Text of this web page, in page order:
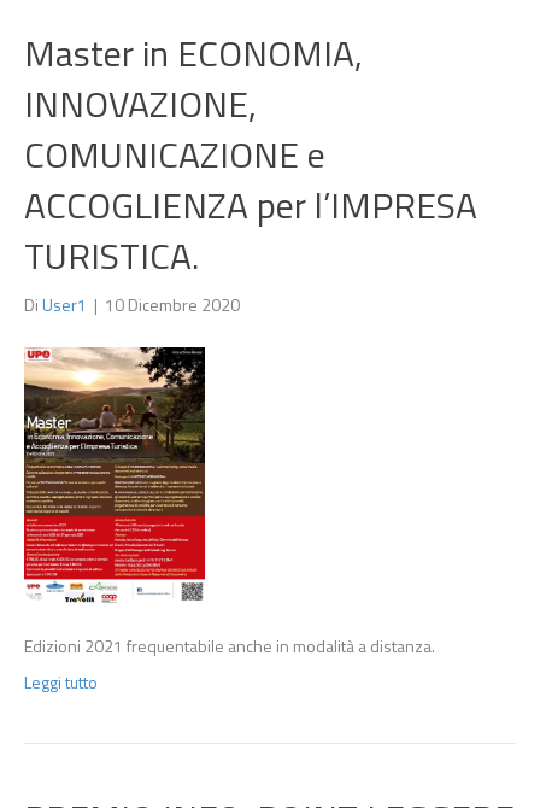
Master in ECONOMIA,
INNOVAZIONE,
COMUNICAZIONE e
ACCOGLIENZA per l’IMPRESA
TURISTICA.
DiUser1 | 10 Dicembre 2020
Edizioni 2021 frequentabile anche in modalità a distanza.
Leggi tutto